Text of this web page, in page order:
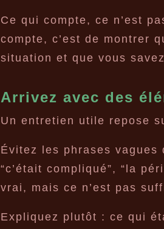
Ce qui compte, ce n’est
compte, c’est de montrer
situation et que vous
Arrivez avec des
Un entretien utile repose
Évitez les phrases vagues
“c’était compliqué”, “la
vrai, mais ce n’est pas
Expliquez plutôt : ce qui